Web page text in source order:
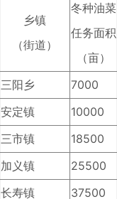
乡镇
（街道）
冬种油菜
任务面积
（亩）
三阳乡 7000
安定镇 10000
三市镇 18500
加义镇 25500
长寿镇 37500